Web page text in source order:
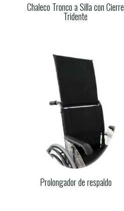
Chaleco Tronco a Silla con Cierre
Tridente
Prolongador de respaldo